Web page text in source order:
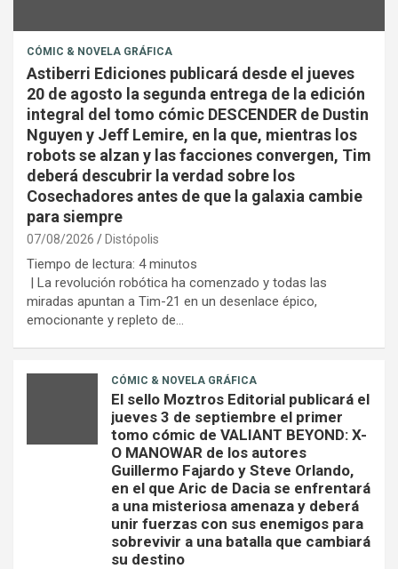
CÓMIC & NOVELA GRÁFICA
Astiberri Ediciones publicará desde el jueves
20 de agosto la segunda entrega de la edición
integral del tomo cómic DESCENDER de Dustin
Nguyen y Jeff Lemire, en la que, mientras los
robots se alzan y las facciones convergen, Tim
deberá descubrir la verdad sobre los
Cosechadores antes de que la galaxia cambie
para siempre
07/08/2026 Distópolis
Tiempo de lectura: 4 minutos
| La revolución robótica ha comenzado y todas las
miradas apuntan a Tim-21 en un desenlace épico,
emocionante y repleto de…
CÓMIC & NOVELA GRÁFICA
El sello Moztros Editorial publicará el
jueves 3 de septiembre el primer
tomo cómic de VALIANT BEYOND: X-
O MANOWAR de los autores
Guillermo Fajardo y Steve Orlando,
en el que Aric de Dacia se enfrentará
a una misteriosa amenaza y deberá
unir fuerzas con sus enemigos para
sobrevivir a una batalla que cambiará
su destino